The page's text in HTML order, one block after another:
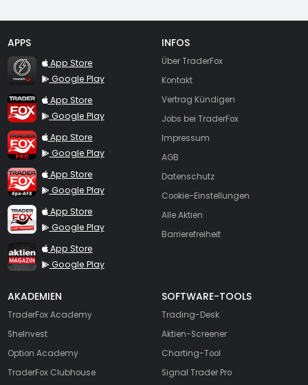
APPS
TraderFox Flash
App Store
Google Play
TraderFox App
App Store
Google Play
TraderFox Pro
App Store
Google Play
TraderFox dpa-AFX ProFeed
App Store
Google Play
TraderFox Live Trading
App Store
Google Play
TraderFox aktien Magazin
App Store
Google Play
INFOS
Über TraderFox
Kontakt
Vertrag Kündigen
Jobs bei TraderFox
Impressum
AGB
Datenschutz
Cookie-Einstellungen
Alle Aktien
Barrierefreiheit
AKADEMIEN
TraderFox Academy
SheInvest
Option Academy
TraderFox Clubhouse
SOFTWARE-TOOLS
Trading-Desk
Aktien-Screener
Charting-Tool
Signal Trader Pro